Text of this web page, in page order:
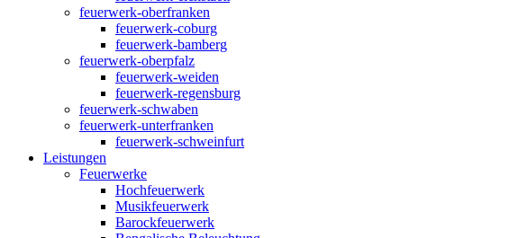
feuerwerk-oberfranken
feuerwerk-coburg
feuerwerk-bamberg
feuerwerk-oberpfalz
feuerwerk-weiden
feuerwerk-regensburg
feuerwerk-schwaben
feuerwerk-unterfranken
feuerwerk-schweinfurt
Leistungen
Feuerwerke
Hochfeuerwerk
Musikfeuerwerk
Barockfeuerwerk